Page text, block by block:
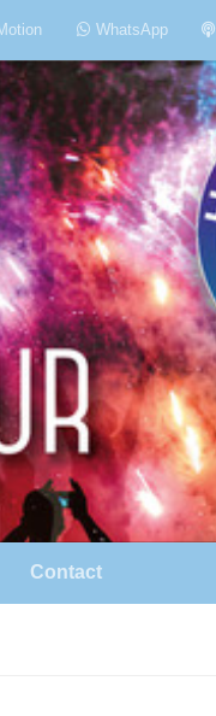
WhatsApp
Contact